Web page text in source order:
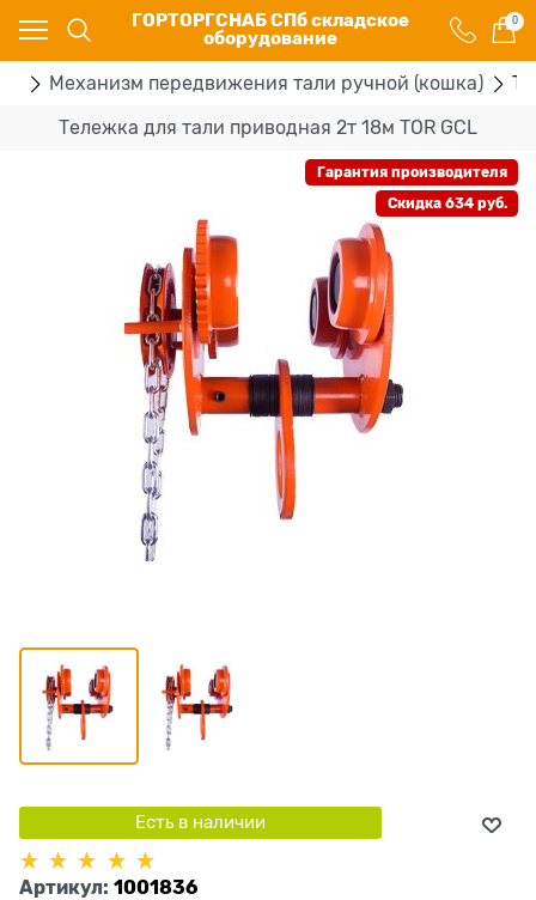
ГОРТОРГСНАБ СПб складское
оборудование
0
Механизм передвижения тали ручной (кошка)
Тележка для тали приводная 2т 18м TOR GCL
Гарантия производителя
Скидка 634 руб.
Есть в наличии
Артикул: 1001836